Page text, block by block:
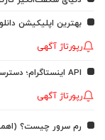
بهترین اپلیکیشن
رپورتاژ آگهی
API اینستاگرام؛ دسترسی آسان، سریع و بدون محدودیت به اطلاعات اینستاگرام
رپورتاژ آگهی
رم سرور چیست؟